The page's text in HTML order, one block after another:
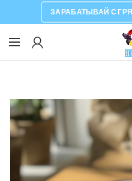
ЗАРАБАТЫВАЙ С